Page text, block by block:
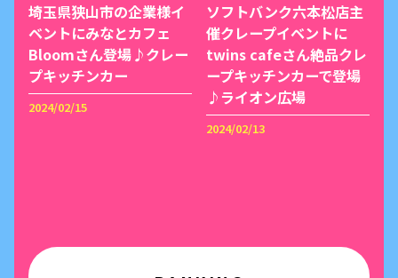
埼玉県狭山市の企業様イ
ベントにみなとカフェ
Bloomさん登場♪クレー
プキッチンカー
2024/02/15
ソフトバンク六本松店主
催クレープイベントに
twins cafeさん絶品クレ
ープキッチンカーで登場
♪ライオン広場
2024/02/13